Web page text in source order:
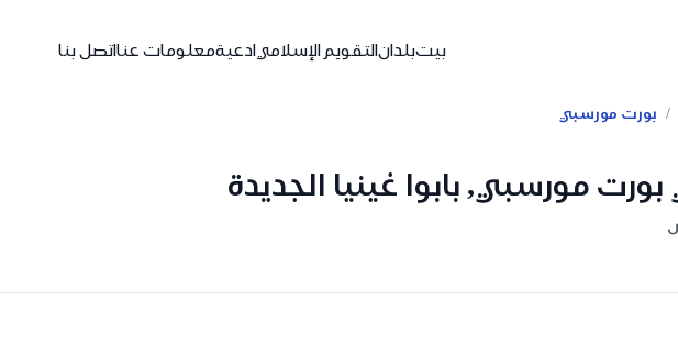
بيتبلدانالتقويم الإسلاميادعيةمعلومات عنااتصل بنا
/ بورت مورسبي
مورسبي, بابوا غينيا الجديدة